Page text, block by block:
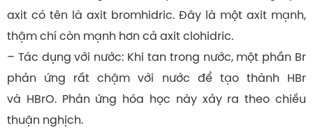
axit có tên là axit bromhidric. Đây là một axit mạnh,
thậm chí còn mạnh hơn cả axit clohidric.
– Tác dụng với nước: Khi tan trong nước, một phần Br
phản ứng rất chậm với nước để tạo thành HBr
và HBrO. Phản ứng hóa học này xảy ra theo chiều
thuận nghịch.